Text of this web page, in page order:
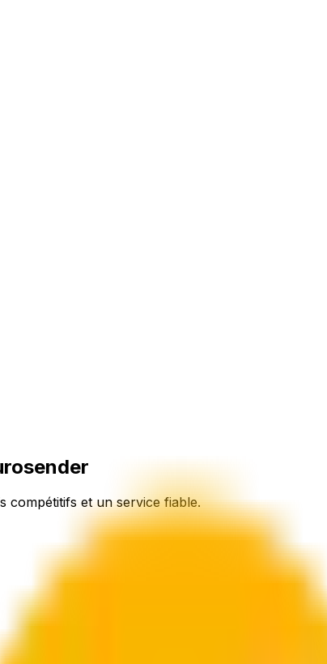
compétitifs et un service fiable.